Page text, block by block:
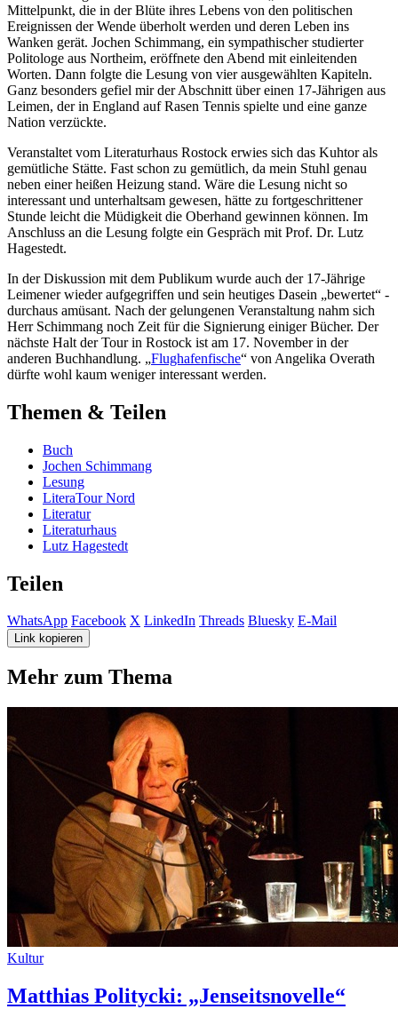
Mittelpunkt, die in der Blüte ihres Lebens von den politischen
Ereignissen der Wende überholt werden und deren Leben ins
Wanken gerät. Jochen Schimmang, ein sympathischer studierter
Politologe aus Northeim, eröffnete den Abend mit einleitenden
Worten. Dann folgte die Lesung von vier ausgewählten Kapiteln.
Ganz besonders gefiel mir der Abschnitt über einen 17-Jährigen aus
Leimen, der in England auf Rasen Tennis spielte und eine ganze
Nation verzückte.
Veranstaltet vom Literaturhaus Rostock erwies sich das Kuhtor als
gemütliche Stätte. Fast schon zu gemütlich, da mein Stuhl genau
neben einer heißen Heizung stand. Wäre die Lesung nicht so
interessant und unterhaltsam gewesen, hätte zu fortgeschrittener
Stunde leicht die Müdigkeit die Oberhand gewinnen können. Im
Anschluss an die Lesung folgte ein Gespräch mit Prof. Dr. Lutz
Hagestedt.
In der Diskussion mit dem Publikum wurde auch der 17-Jährige
Leimener wieder aufgegriffen und sein heutiges Dasein „bewertet“ -
durchaus amüsant. Nach der gelungenen Veranstaltung nahm sich
Herr Schimmang noch Zeit für die Signierung einiger Bücher. Der
nächste Halt der Tour in Rostock ist am 17. November in der
anderen Buchhandlung. „Flughafenfische“ von Angelika Overath
dürfte wohl kaum weniger interessant werden.
Themen & Teilen
Buch
Jochen Schimmang
Lesung
LiteraTour Nord
Literatur
Literaturhaus
Lutz Hagestedt
Teilen
WhatsApp Facebook X LinkedIn Threads Bluesky E-Mail
Link kopieren
Mehr zum Thema
Kultur
Matthias Politycki: „Jenseitsnovelle“